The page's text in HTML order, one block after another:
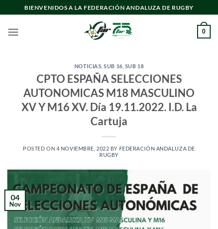
al
contenido
BIENVENIDOS A LA FEDERACIÓN ANDALUZA DE RUGBY
0
NOTICIAS ,SUB 16 SUB 18
CPTO ESPAÑA SELECCIONES
AUTONOMICAS M18 MASCULINO
XV Y M16 XV. Día 19.11.2022. I.D. La
Cartuja
POSTED ON 4 NOVIEMBRE, 2022 BY FEDERACIÓN ANDALUZA DE
RUGBY
04
Nov